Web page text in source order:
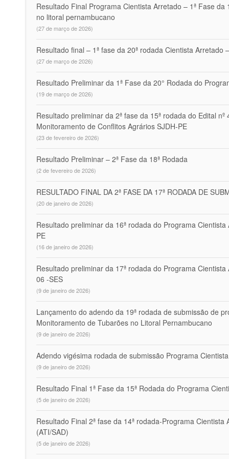
Resultado Final Programa Cientista Arretado – 1ª Fase
no litoral pernambucano
(27 de março de 2026)
Resultado final – 1ª fase da 20ª rodada Cientista
(27 de março de 2026)
Resultado Preliminar da 1ª Fase da 20° Rodada do
(19 de março de 2026)
Resultado preliminar da 2ª fase da 15ª rodada do Edital
Monitoramento de Conflitos Agrários SJDH-PE
(23 de fevereiro de 2026)
Resultado Preliminar – 2ª Fase da 18ª Rodada
(2 de fevereiro de 2026)
RESULTADO FINAL DA 2ª FASE DA 17ª RODADA DE
(20 de janeiro de 2026)
Resultado preliminar da 16ª rodada do Programa
PE
(16 de janeiro de 2026)
Resultado preliminar da 17ª rodada do Programa
06 -SES
(9 de janeiro de 2026)
Lançamento do adendo da 19ª rodada de submissão de
Monitoramento de Tubarões no Litoral Pernambucano
(9 de janeiro de 2026)
Adendo vigésima rodada de submissão Programa
(9 de janeiro de 2026)
Resultado Final 1ª Fase da 15ª Rodada do Programa
(5 de janeiro de 2026)
Resultado Final 2ª fase da 14ª rodada-Programa
(ATI/SAD)
(5 de janeiro de 2026)